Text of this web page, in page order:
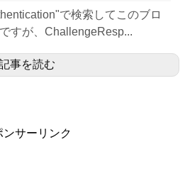
で検索してこのブロ
すが、ChallengeResp...
事を読む
ンサーリンク